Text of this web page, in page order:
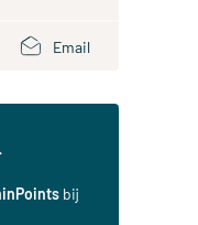
Email
bij